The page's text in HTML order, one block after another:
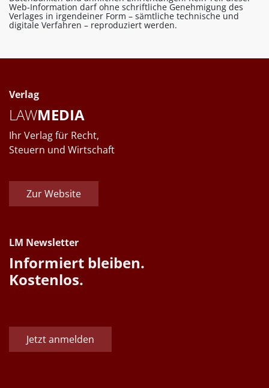
Web-Information darf ohne schriftliche Genehmigung des
Verlages in irgendeiner Form – sämtliche technische und
digitale Verfahren – reproduziert werden.
Verlag
LAWMEDIA
Ihr Verlag für Recht,
Steuern und Wirtschaft
Zur Website
LM Newsletter
Informiert bleiben.
Kostenlos.
Jetzt anmelden